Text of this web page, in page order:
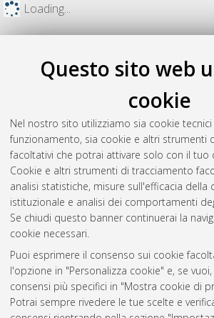
Questo sito web
cookie
Nel nostro sito utilizziamo sia cookie
funzionamento, sia cookie e altri strumenti
facoltativi che potrai attivare solo con il tuo
Cookie e altri strumenti di tracciamento
analisi statistiche, misure sull'efficacia della
istituzionale e analisi dei comportamenti
Se chiudi questo banner continuerai la
cookie necessari.
Puoi esprimere il consenso sui cookie
l'opzione in "Personalizza cookie" e, se
consensi più specifici in "Mostra cookie di
Potrai sempre rivedere le tue scelte e
Loading...
Gestione del
Atom
Rss 1.0
Rss 2.0